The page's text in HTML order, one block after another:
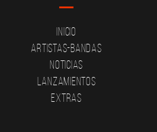
Inicio
Artistas-Bandas
Noticias
Lanzamientos
Extras